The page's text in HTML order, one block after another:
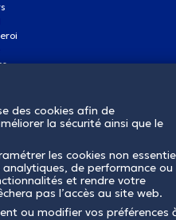
Orientale
révolutionnons la santé
des cookies afin de
la sécurité ainsi que le
les cookies non
de performance ou
et rendre votre
pas l’accès au site web.
ou modifier vos préférences